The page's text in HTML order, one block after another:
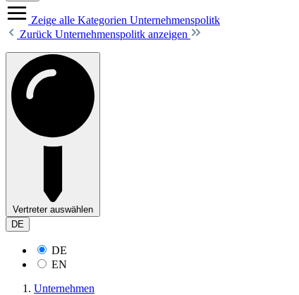
Zeige alle Kategorien Unternehmenspolitk
Zurück Unternehmenspolitk anzeigen
Vertreter auswählen
DE
DE
EN
Unternehmen